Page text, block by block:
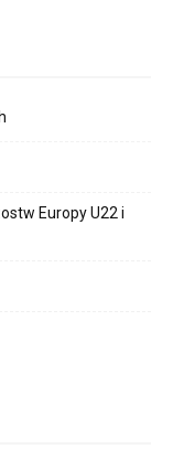
Europy U22 i